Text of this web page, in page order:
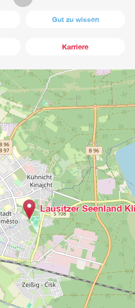
Gut zu wissen
Karriere
Lausitzer Seenland